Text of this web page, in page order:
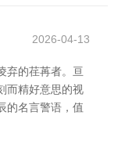
2026-04-13
弃的荏苒者。亘
而精好意思的视
的名言警语，值